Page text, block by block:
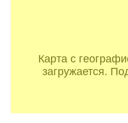
Карта с
загружается.